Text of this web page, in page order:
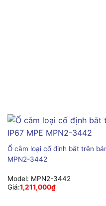
Ổ cắm loại cố định bắt trên
MPN2-3442
Model: MPN2-3442
Giá:1,211,000₫